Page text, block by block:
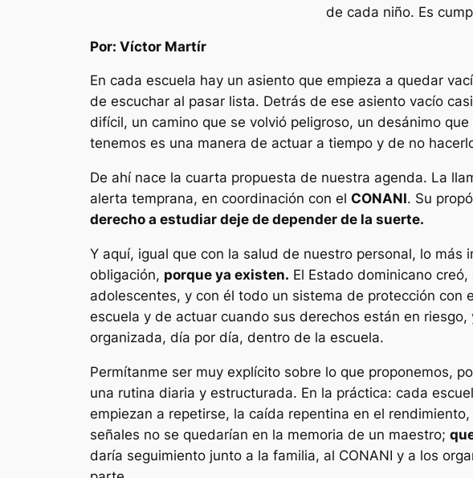
de cada niño. Es
Por: Víctor Martír
En cada escuela hay un asiento que empieza a quedar
de escuchar al pasar lista. Detrás de ese asiento vacío
difícil, un camino que se volvió peligroso, un desánimo
tenemos es una manera de actuar a tiempo y de no
De ahí nace la cuarta propuesta de nuestra agenda. La
alerta temprana, en coordinación con el CONANI. Su
derecho a estudiar deje de depender de la suerte.
Y aquí, igual que con la salud de nuestro personal, lo más
obligación, porque ya existen. El Estado dominicano
adolescentes, y con él todo un sistema de protección con
escuela y de actuar cuando sus derechos están en
organizada, día por día, dentro de la escuela.
Permítanme ser muy explícito sobre lo que proponemos,
una rutina diaria y estructurada. En la práctica: cada
empiezan a repetirse, la caída repentina en el
señales no se quedarían en la memoria de un maestro;
daría seguimiento junto a la familia, al CONANI y a los